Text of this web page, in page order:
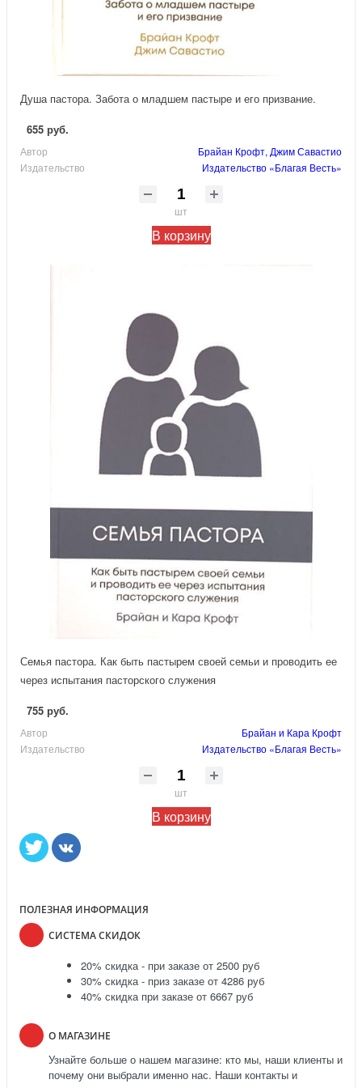
Душа пастора. Забота о младшем пастыре и его призвание.
655 руб.
Автор
Брайан Крофт, Джим Савастио
Издательство
Издательство «Благая Весть»
шт
В корзину
Семья пастора. Как быть пастырем своей семьи и проводить ее
через испытания пасторского служения
755 руб.
Автор
Брайан и Кара Крофт
Издательство
Издательство «Благая Весть»
шт
В корзину
ПОЛЕЗНАЯ ИНФОРМАЦИЯ
СИСТЕМА СКИДОК
20% скидка - при заказе от 2500 руб
30% скидка - приз заказе от 4286 руб
40% скидка при заказе от 6667 руб
О МАГАЗИНЕ
Узнайте больше о нашем магазине: кто мы, наши клиенты и
почему они выбрали именно нас. Наши контакты и